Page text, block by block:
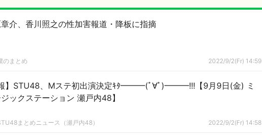
介、香川照之の性加害報道・降板に指摘
のまとめ 2022/9/2(Fr) 14:59
報】STU48、Mステ初出演決定ｷﾀ━━━(ﾟ∀ﾟ)━━━!!!【9月9日(金) ミ
ックステーション 瀬戸内48】
まとめニュース（瀬戸内48） 2022/9/2(Fr) 14:58